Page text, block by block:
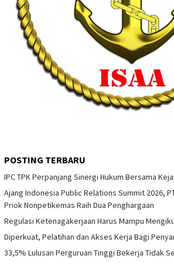
POSTING TERBARU
IPC TPK Perpanjang Sinergi Hukum Bersama
Ajang Indonesia Public Relations Summit 2026,
Priok Nonpetikemas Raih Dua Penghargaan
Regulasi Ketenagakerjaan Harus Mampu
Diperkuat, Pelatihan dan Akses Kerja Bagi
33,5% Lulusan Perguruan Tinggi Bekerja Tidak